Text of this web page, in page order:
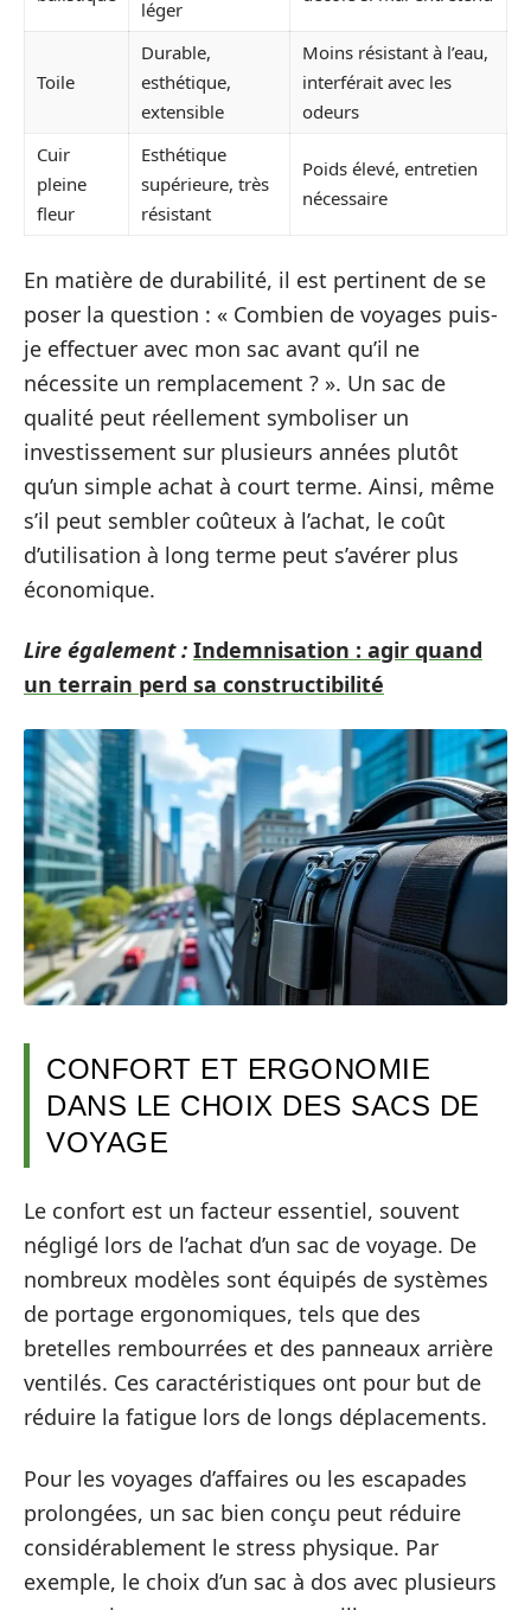
léger
Toile
Durable,
esthétique,
extensible
Moins résistant à l’eau,
interférait avec les
odeurs
Cuir
pleine
fleur
Esthétique
supérieure, très
résistant
Poids élevé, entretien
nécessaire
En matière de durabilité, il est pertinent de se
poser la question : « Combien de voyages puis-
je effectuer avec mon sac avant qu’il ne
nécessite un remplacement ? ». Un sac de
qualité peut réellement symboliser un
investissement sur plusieurs années plutôt
qu’un simple achat à court terme. Ainsi, même
s’il peut sembler coûteux à l’achat, le coût
d’utilisation à long terme peut s’avérer plus
économique.
Lire également : Indemnisation : agir quand
un terrain perd sa constructibilité
CONFORT ET ERGONOMIE
DANS LE CHOIX DES SACS DE
VOYAGE
Le confort est un facteur essentiel, souvent
négligé lors de l’achat d’un sac de voyage. De
nombreux modèles sont équipés de systèmes
de portage ergonomiques, tels que des
bretelles rembourrées et des panneaux arrière
ventilés. Ces caractéristiques ont pour but de
réduire la fatigue lors de longs déplacements.
Pour les voyages d’affaires ou les escapades
prolongées, un sac bien conçu peut réduire
considérablement le stress physique. Par
exemple, le choix d’un sac à dos avec plusieurs